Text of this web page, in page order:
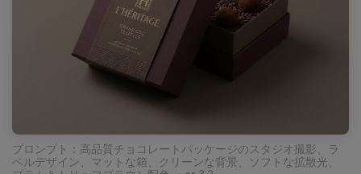
プロンプト：高品質チョコレートパッケージのスタジオ撮影、ラ
ベルデザイン、マットな箱、クリーンな背景、ソフトな拡散光、